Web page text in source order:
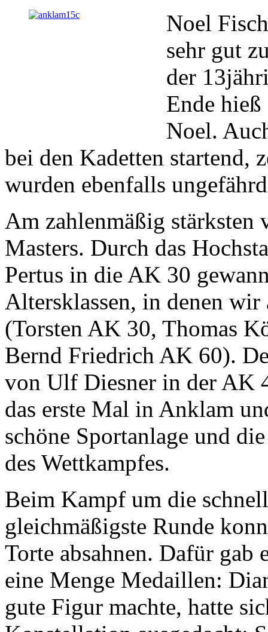
Noel
sehr gut
der
Ende
Noel.
bei den Kadetten startend,
wurden ebenfalls
Am zahlenmäßig stärksten
Masters. Durch das
Pertus in die AK 30
Altersklassen, in denen wir
(Torsten AK 30, Thomas
Bernd Friedrich AK 60).
von Ulf Diesner in der AK
das erste Mal in Anklam
schöne Sportanlage und
des Wettkampfes.
Beim Kampf um die
gleichmäßigste Runde
Torte absahnen. Dafür gab
eine Menge Medaillen:
gute Figur machte, hatte